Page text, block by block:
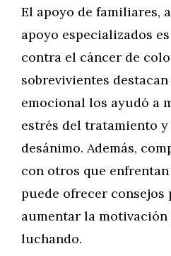
El apoyo de familiares,
apoyo especializados
contra el cáncer de
sobrevivientes
emocional los ayudó a
estrés del tratamiento
desánimo. Además,
con otros que
puede ofrecer consejos
aumentar la
luchando.